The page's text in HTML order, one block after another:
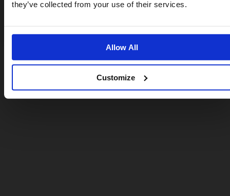
they’ve collected from your use of their services.
Allow All
Customize